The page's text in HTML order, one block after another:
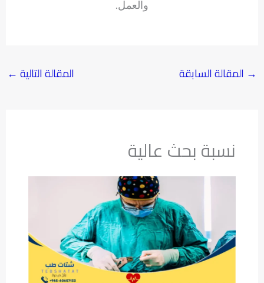
والعمل.
→ المقالة السابقة المقالة التالية ←
نسبة بحث عالية